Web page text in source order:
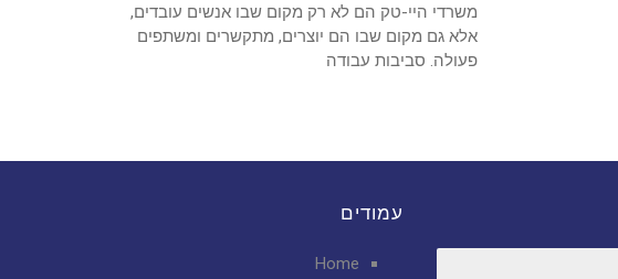
משרדי היי-טק הם לא רק מקום שבו אנשים עובדים,
אלא גם מקום שבו הם יוצרים, מתקשרים ומשתפים
פעולה. סביבות עבודה
עמודים
Home